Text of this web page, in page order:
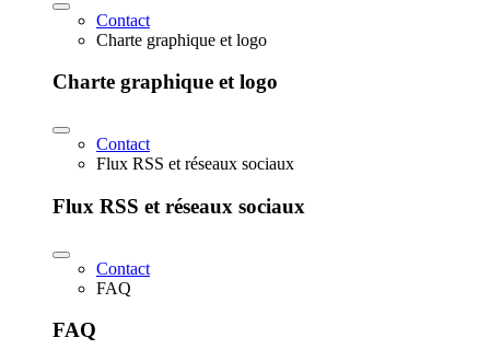
Contact
Charte graphique et logo
Charte graphique et logo
Contact
Flux RSS et réseaux sociaux
Flux RSS et réseaux sociaux
Contact
FAQ
FAQ